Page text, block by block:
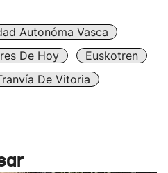
Autonóma Vasca
De Hoy
Euskotren
De Vitoria